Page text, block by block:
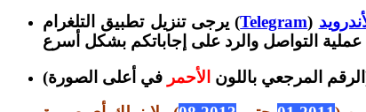
يرجى تنزيل تطبيق التلغرام (Telegram
المرجعي باللون الأحمر في أعلى الصورة